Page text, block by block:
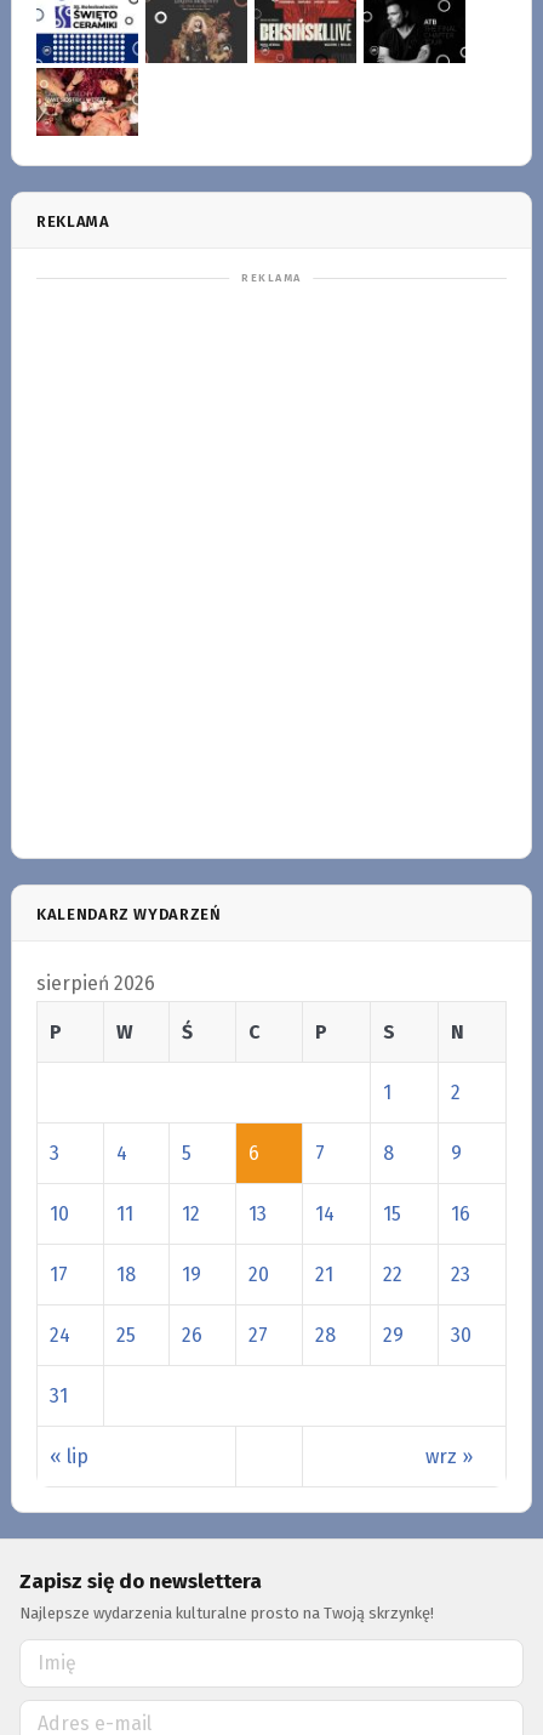
REKLAMA
KALENDARZ WYDARZEŃ
sierpień 2026
P W Ś C P S N
« lip wrz »
1 2
3 4 5 6 7 8 9
10 11 12 13 14 15 16
17 18 19 20 21 22 23
24 25 26 27 28 29 30
31
Zapisz się do newslettera
Najlepsze wydarzenia kulturalne prosto na Twoją skrzynkę!